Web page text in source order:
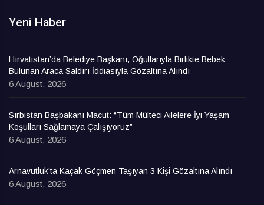
Yeni Haber
Hırvatistan’da Belediye Başkanı, Oğullarıyla Birlikte Bebek
Bulunan Araca Saldırı İddiasıyla Gözaltına Alındı
6 August, 2026
Sırbistan Başbakanı Macut: “Tüm Mülteci Ailelere İyi Yaşam
Koşulları Sağlamaya Çalışıyoruz”
6 August, 2026
Arnavutluk’ta Kaçak Göçmen Taşıyan 3 Kişi Gözaltına Alındı
6 August, 2026